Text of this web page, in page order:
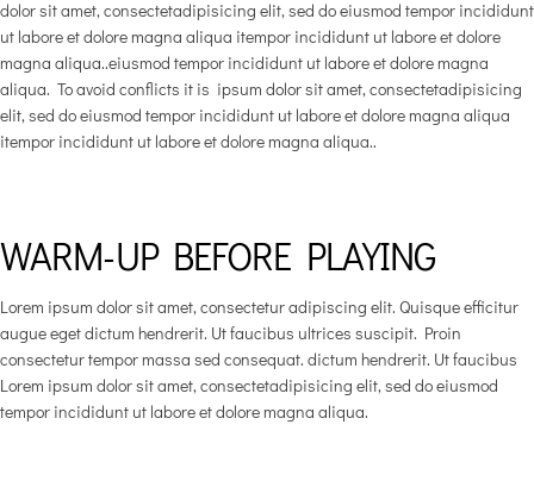
dolor sit amet, consectetadipisicing elit, sed do eiusmod tempor incididunt
ut labore et dolore magna aliqua itempor incididunt ut labore et dolore
magna aliqua..eiusmod tempor incididunt ut labore et dolore magna
aliqua. To avoid conflicts it is ipsum dolor sit amet, consectetadipisicing
elit, sed do eiusmod tempor incididunt ut labore et dolore magna aliqua
itempor incididunt ut labore et dolore magna aliqua..
WARM-UP BEFORE PLAYING
Lorem ipsum dolor sit amet, consectetur adipiscing elit. Quisque efficitur
augue eget dictum hendrerit. Ut faucibus ultrices suscipit. Proin
consectetur tempor massa sed consequat. dictum hendrerit. Ut faucibus
Lorem ipsum dolor sit amet, consectetadipisicing elit, sed do eiusmod
tempor incididunt ut labore et dolore magna aliqua.